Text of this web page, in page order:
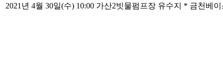
2021년 4월 30일(수) 10:00 가산2빗물펌프장 유수지 * 금천베